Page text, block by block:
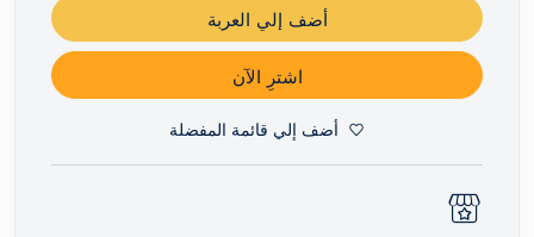
أضف إلي العربة
اشترِ الآن
أضف إلي قائمة المفضلة